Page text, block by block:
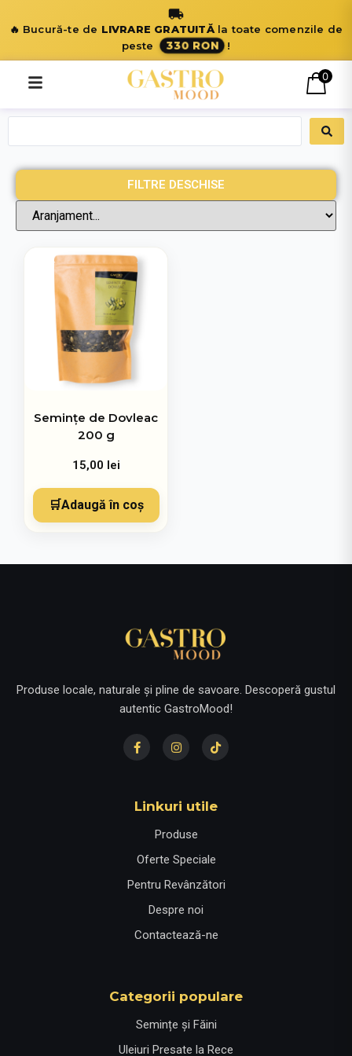
🔥 Bucură-te de LIVRARE GRATUITĂla toate comenzile de
peste
330 RON !
0
FILTRE DESCHISE
Semințe de Dovleac
200 g
15,00 lei
Adaugă în coș
Produse locale, naturale și pline de savoare. Descoperă gustul
autentic GastroMood!
Linkuri utile
Produse
Oferte Speciale
Pentru Revânzători
Despre noi
Contactează-ne
Categorii populare
Semințe și Făini
Uleiuri Presate la Rece